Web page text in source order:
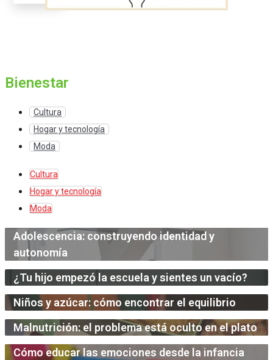
Bienestar
Cultura
Hogar y tecnología
Moda
Cultura
Hogar y tecnología
Moda
Adolescencia: construyendo identidad y
autonomía
¿Tu hijo empezó la escuela y sientes un vacío?
Niños y azúcar: cómo encontrar el equilibrio
Malnutrición: el problema está oculto en el plato
Cómo educar las emociones desde la infancia